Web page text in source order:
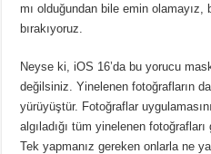
mı olduğundan bile emin olamayız,
bırakıyoruz.
Neyse ki, iOS 16’da bu yorucu
değilsiniz.Yinelenen fotoğrafların
yürüyüştür. Fotoğraflar
algıladığı tüm yinelenen
Tek yapmanız gereken onlarla ne